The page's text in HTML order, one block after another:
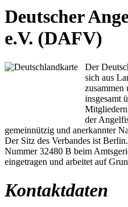
Deutscher
e.V. (DAFV)
Der
sich aus
zusammen
insgesamt
der
gemeinnützig und anerkannter
Der Sitz des Verbandes ist
Nummer 32480 B beim
eingetragen und arbeitet auf
Kontaktdaten